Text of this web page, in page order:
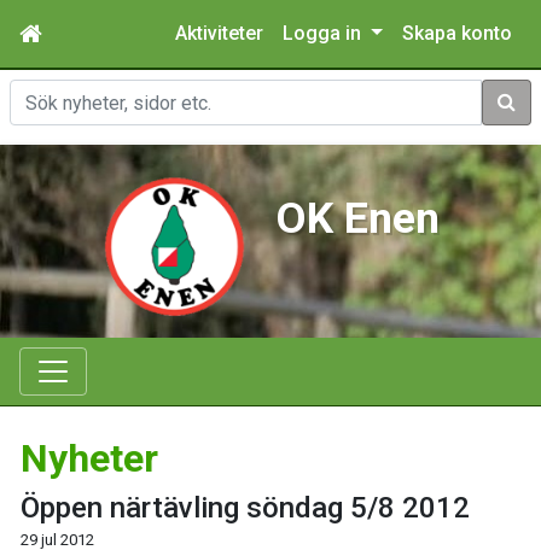
Aktiviteter Logga in Skapa konto
Sök
OK Enen
Nyheter
Öppen närtävling söndag 5/8 2012
29 jul 2012